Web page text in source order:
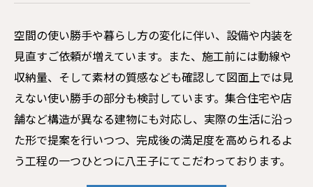
空間の使い勝手や暮らし方の変化に伴い、設備や内装を
見直すご依頼が増えています。また、施工前には動線や
収納量、そして素材の質感なども確認して図面上では見
えない使い勝手の部分も検討しています。集合住宅や店
舗など構造が異なる建物にも対応し、実際の生活に沿っ
た形で提案を行いつつ、完成後の満足度を高められるよ
う工程の一つひとつに八王子にてこだわっております。